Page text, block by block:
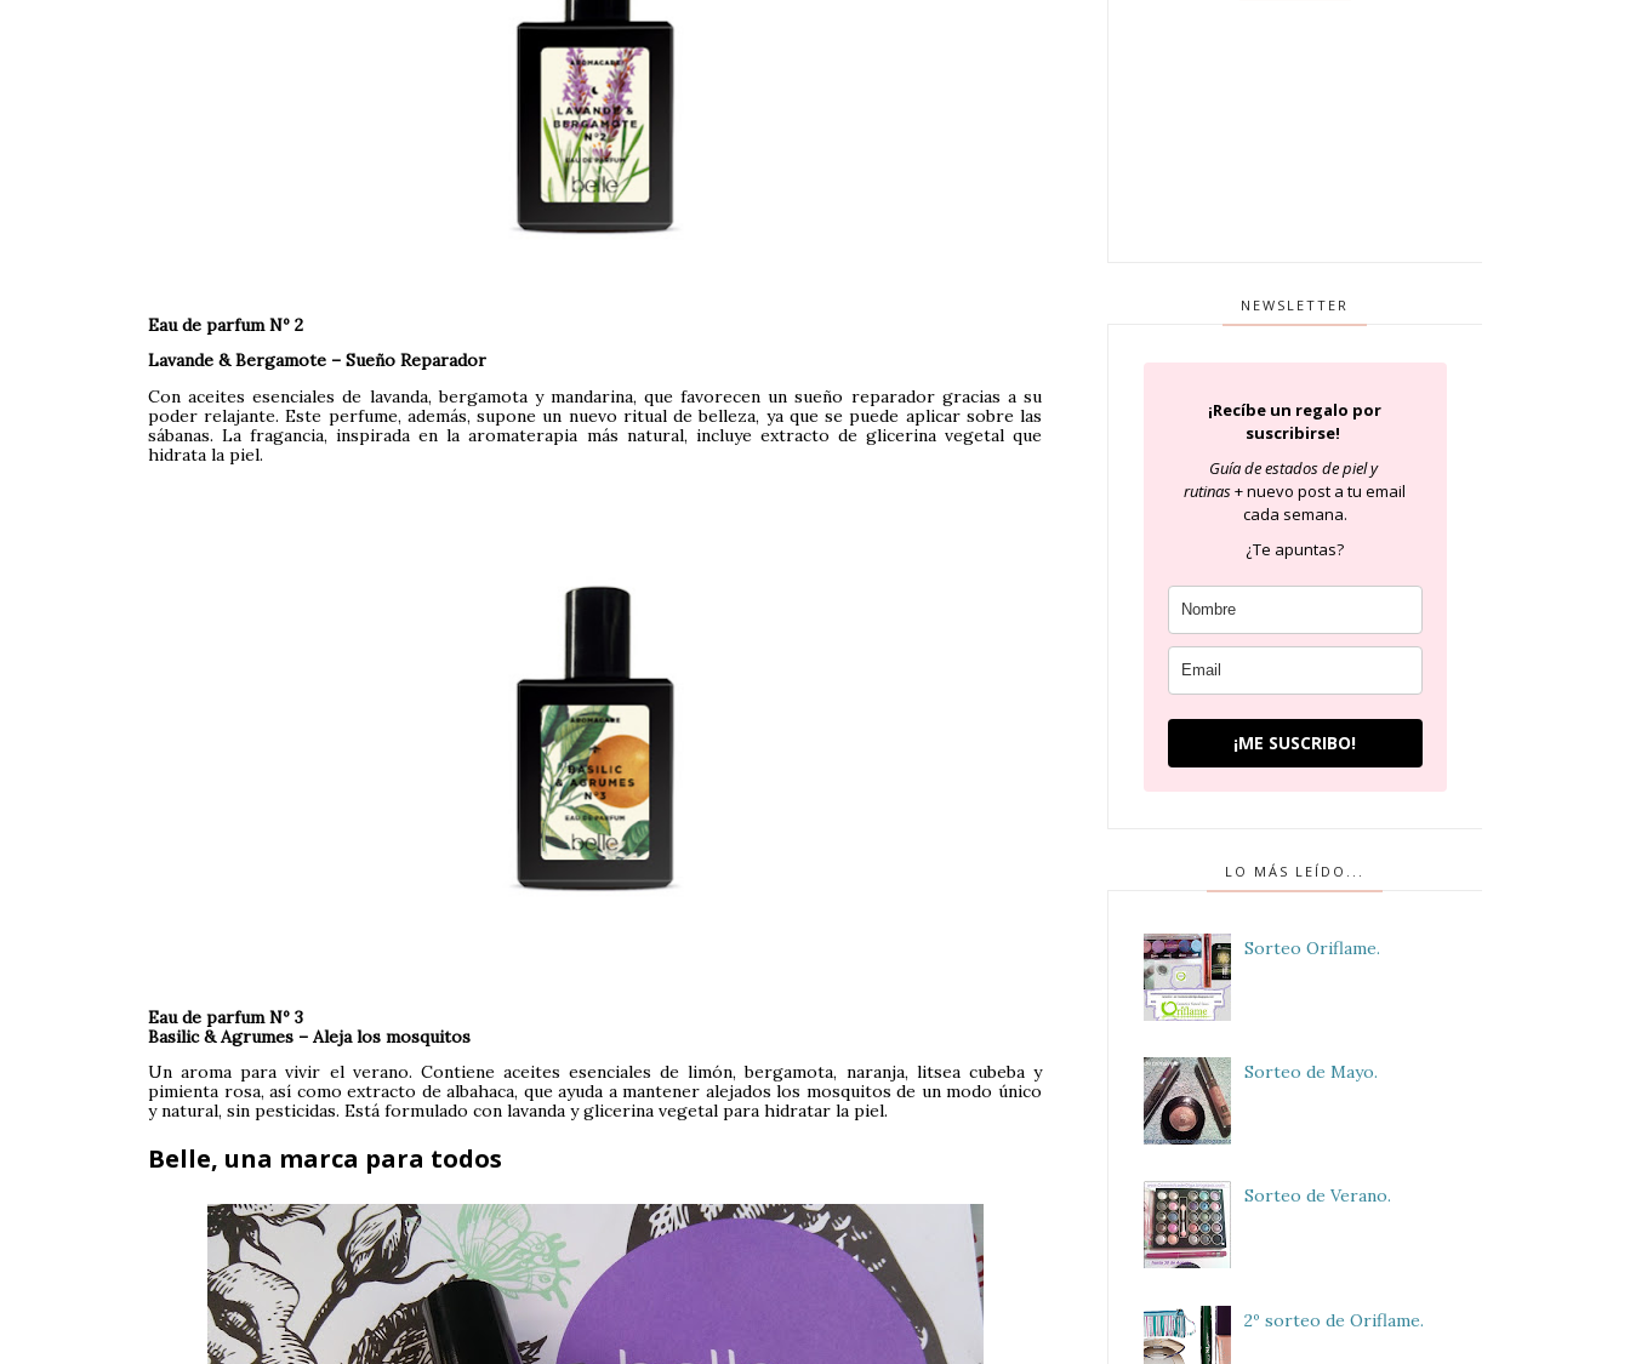
Eau de parfum Nº 2
Lavande & Bergamote – Sueño Reparador
Con aceites esenciales de lavanda, bergamota y mandarina, que favorecen un sueño reparador gracias a su
poder relajante. Este perfume, además, supone un nuevo ritual de belleza, ya que se puede aplicar sobre las
sábanas. La fragancia, inspirada en la aromaterapia más natural, incluye extracto de glicerina vegetal que
hidrata la piel.
Eau de parfum Nº 3
Basilic & Agrumes – Aleja los mosquitos
Un aroma para vivir el verano. Contiene aceites esenciales de limón, bergamota, naranja, litsea cubeba y
pimienta rosa, así como extracto de albahaca, que ayuda a mantener alejados los mosquitos de un modo único
y natural, sin pesticidas. Está formulado con lavanda y glicerina vegetal para hidratar la piel.
Belle, una marca para todos
NEWSLETTER
¡Recíbe un regalo por
suscribirse!
Guía de estados de piely
rutinas+ nuevo post a tu email
cada semana.
¿Te apuntas?
¡ME SUSCRIBO!
LO MÁS LEÍDO...
Sorteo Oriflame.
Sorteo de Mayo.
Sorteo de Verano.
2º sorteo de Oriflame.